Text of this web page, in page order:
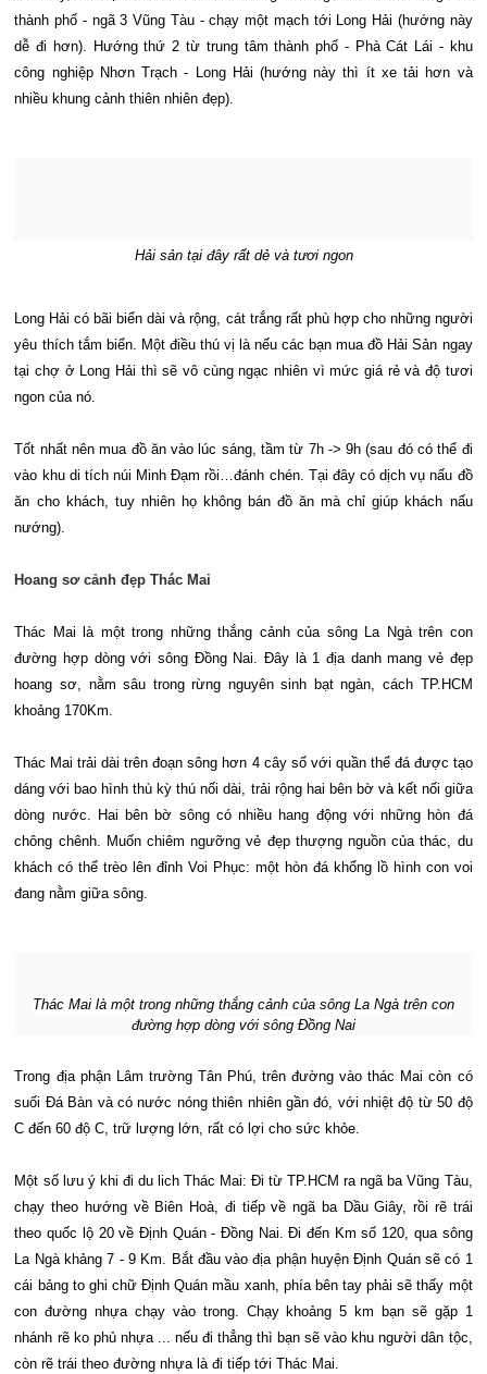
thành phố - ngã 3 Vũng Tàu - chạy một mạch tới Long Hải (hướng này
dễ đi hơn). Hướng thứ 2 từ trung tâm thành phố - Phà Cát Lái - khu
công nghiệp Nhơn Trạch - Long Hải (hướng này thì ít xe tải hơn và
nhiều khung cảnh thiên nhiên đẹp).
Hải sản tại đây rất dẻ và tươi ngon
Long Hải có bãi biển dài và rộng, cát trắng rất phù hợp cho những người
yêu thích tắm biển. Một điều thú vị là nếu các bạn mua đồ Hải Sản ngay
tại chợ ở Long Hải thì sẽ vô cùng ngạc nhiên vì mức giá rẻ và độ tươi
ngon của nó.
Tốt nhất nên mua đồ ăn vào lúc sáng, tầm từ 7h -> 9h (sau đó có thể đi
vào khu di tích núi Minh Đạm rồi…đánh chén. Tại đây có dịch vụ nấu đồ
ăn cho khách, tuy nhiên họ không bán đồ ăn mà chỉ giúp khách nấu
nướng).
Hoang sơ cảnh đẹp Thác Mai
Thác Mai là một trong những thắng cảnh của sông La Ngà trên con
đường hợp dòng với sông Đồng Nai. Đây là 1 địa danh mang vẻ đẹp
hoang sơ, nằm sâu trong rừng nguyên sinh bạt ngàn, cách TP.HCM
khoảng 170Km.
Thác Mai trải dài trên đoạn sông hơn 4 cây số với quần thể đá được tạo
dáng với bao hình thù kỳ thú nối dài, trải rộng hai bên bờ và kết nối giữa
dòng nước. Hai bên bờ sông có nhiều hang động với những hòn đá
chông chênh. Muốn chiêm ngưỡng vẻ đẹp thượng nguồn của thác, du
khách có thể trèo lên đỉnh Voi Phục: một hòn đá khổng lồ hình con voi
đang nằm giữa sông.
Thác Mai là một trong những thắng cảnh của sông La Ngà trên con
đường hợp dòng với sông Đồng Nai
Trong địa phận Lâm trường Tân Phú, trên đường vào thác Mai còn có
suối Đá Bàn và có nước nóng thiên nhiên gần đó, với nhiệt độ từ 50 độ
C đến 60 độ C, trữ lượng lớn, rất có lợi cho sức khỏe.
Một số lưu ý khi đi du lich Thác Mai: Đi từ TP.HCM ra ngã ba Vũng Tàu,
chạy theo hướng về Biên Hoà, đi tiếp về ngã ba Dầu Giây, rồi rẽ trái
theo quốc lộ 20 về Định Quán - Đồng Nai. Đi đến Km số 120, qua sông
La Ngà khảng 7 - 9 Km. Bắt đầu vào địa phận huyện Định Quán sẽ có 1
cái bảng to ghi chữ Định Quán mầu xanh, phía bên tay phải sẽ thấy một
con đường nhựa chạy vào trong. Chạy khoảng 5 km bạn sẽ gặp 1
nhánh rẽ ko phủ nhựa ... nếu đi thẳng thì bạn sẽ vào khu người dân tộc,
còn rẽ trái theo đường nhựa là đi tiếp tới Thác Mai.